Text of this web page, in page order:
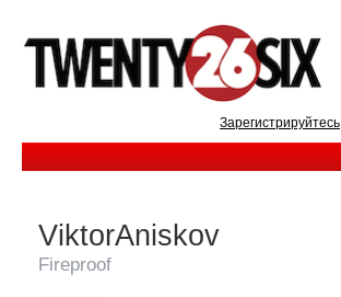
Зарегистрируйтесь
ViktorAniskov
Fireproof